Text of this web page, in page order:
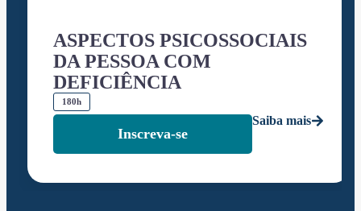
ASPECTOS PSICOSSOCIAIS
DA PESSOA COM
DEFICIÊNCIA
180h
Inscreva-se
Saiba mais